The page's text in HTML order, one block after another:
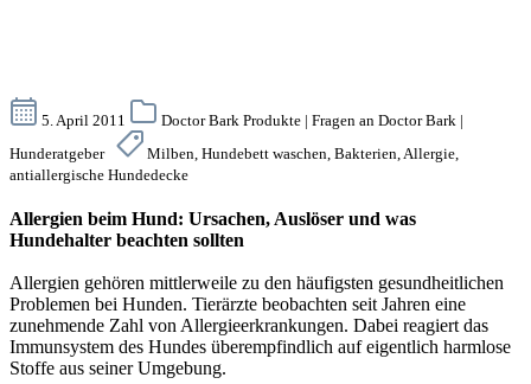
5. April 2011
Doctor Bark Produkte | Fragen an Doctor Bark |
Hunderatgeber
Milben, Hundebett waschen, Bakterien, Allergie,
antiallergische Hundedecke
Allergien beim Hund: Ursachen, Auslöser und was
Hundehalter beachten sollten
Allergien gehören mittlerweile zu den häufigsten gesundheitlichen
Problemen bei Hunden. Tierärzte beobachten seit Jahren eine
zunehmende Zahl von Allergieerkrankungen. Dabei reagiert das
Immunsystem des Hundes überempfindlich auf eigentlich harmlose
Stoffe aus seiner Umgebung.